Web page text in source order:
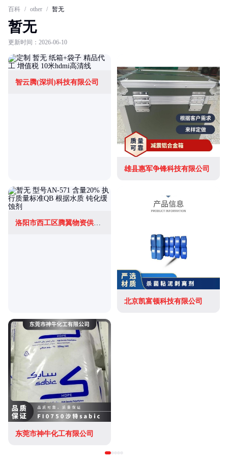
百科 / other / 暂无
暂无
更新时间：2026-06-10
智云腾(深圳)科技有限公司
雄县惠军争锋科技有限公司
洛阳市西工区腾翼物资供应站
北京凯富顿科技有限公司
东莞市神牛化工有限公司